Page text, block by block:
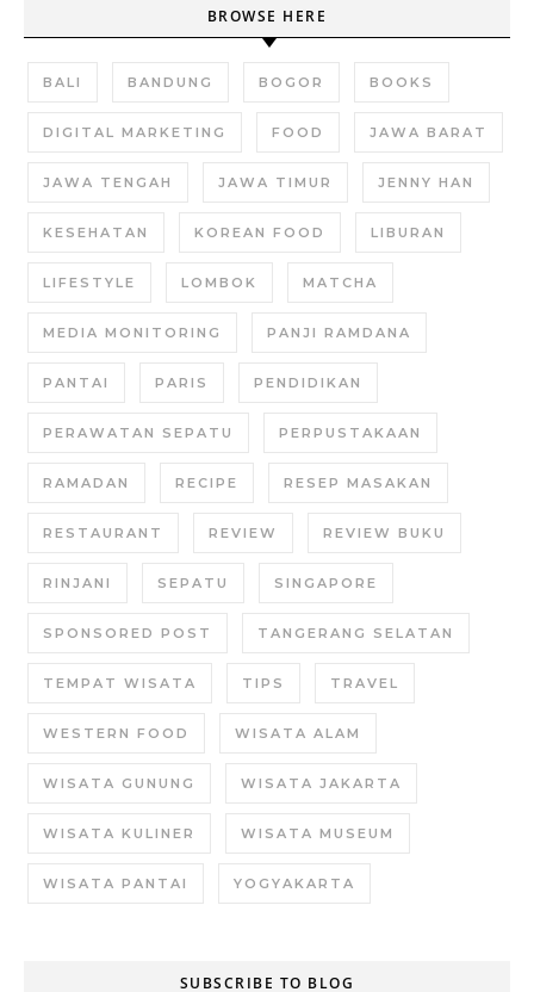
BROWSE HERE
BALI BANDUNG BOGOR BOOKS
DIGITAL MARKETING FOOD JAWA BARAT
JAWA TENGAH JAWA TIMUR JENNY HAN
KESEHATAN KOREAN FOOD LIBURAN
LIFESTYLE LOMBOK MATCHA
MEDIA MONITORING PANJI RAMDANA
PANTAI PARIS PENDIDIKAN
PERAWATAN SEPATU PERPUSTAKAAN
RAMADAN RECIPE RESEP MASAKAN
RESTAURANT REVIEW REVIEW BUKU
RINJANI SEPATU SINGAPORE
SPONSORED POST TANGERANG SELATAN
TEMPAT WISATA TIPS TRAVEL
WESTERN FOOD WISATA ALAM
WISATA GUNUNG WISATA JAKARTA
WISATA KULINER WISATA MUSEUM
WISATA PANTAI YOGYAKARTA
SUBSCRIBE TO BLOG